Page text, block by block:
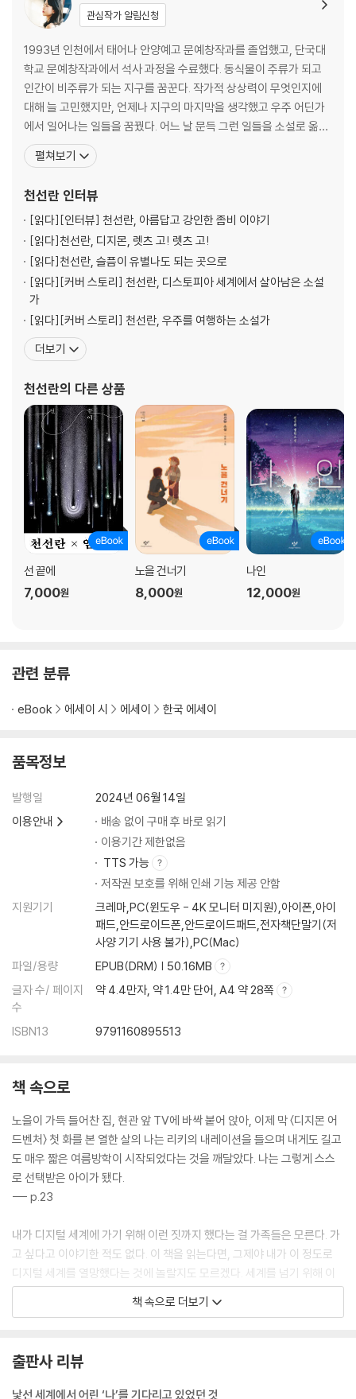
관심작가 알림신청
1993년 인천에서 태어나 안양예고 문예창작과를 졸업했고, 단국대
학교 문예창작과에서 석사 과정을 수료했다. 동식물이 주류가 되고
인간이 비주류가 되는 지구를 꿈꾼다. 작가적 상상력이 무엇인지에
대해 늘 고민했지만, 언제나 지구의 마지막을 생각했고 우주 어딘가
에서 일어나는 일들을 꿈꿨다. 어느 날 문득 그런 일들을 소설로 옮겨
놔야겠다고 생각했다. 대부분의 시간 늘 상상하고, 늘 무언가를 쓰고
있다. 2019년 장편소설 『무너진 다리』를 발표하며 작품활동을 시작
『밤에 찾아오는 구원자』 『나인』, 중편소설 『랑
펼쳐보기
천선란 인터뷰
[읽다][인터뷰] 천선란, 아름답고 강인한 좀비 이야기
[읽다]천선란, 디지몬, 렛츠 고! 렛츠 고!
[읽다]천선란, 슬픔이 유별나도 되는 곳으로
[읽다][커버 스토리] 천선란, 디스토피아 세계에서 살아남은 소설
가
[읽다][커버 스토리] 천선란, 우주를 여행하는 소설가
더보기
천선란의 다른 상품
선 끝에
7,000원
노을 건너기
8,000원
나인
12,000원
관련 분류
eBook 에세이 시 에세이 한국 에세이
품목정보
발행일
2024년 06월 14일
이용안내
배송 없이 구매 후 바로 읽기
이용기간 제한없음
TTS 가능
저작권 보호를 위해 인쇄 기능 제공 안함
지원기기
크레마,PC(윈도우 - 4K 모니터 미지원),아이폰,아이
패드,안드로이드폰,안드로이드패드,전자책단말기(저
사양 기기 사용 불가),PC(Mac)
파일/용량
EPUB(DRM) | 50.16MB
글자 수/ 페이지
수
약 4.4만자, 약 1.4만 단어, A4 약 28쪽
ISBN13 9791160895513
책 속으로
노을이 가득 들어찬 집, 현관 앞 TV에 바싹 붙어 앉아, 이제 막 〈디지몬 어
드벤처〉 첫 화를 본 열한 살의 나는 리키의 내레이션을 들으며 내게도 길고
도 매우 짧은 여름방학이 시작되었다는 것을 깨달았다. 나는 그렇게 스스
로 선택받은 아이가 됐다.
--- p.23
내가 디지털 세계에 가기 위해 이런 짓까지 했다는 걸 가족들은 모른다. 가
고 싶다고 이야기한 적도 없다. 이 책을 읽는다면, 그제야 내가 이 정도로
디지털 세계를 열망했다는 것에 놀랄지도 모르겠다. 세계를 넘기 위해 이
렇게까지 은밀하게 시도한 데에는 다 이유가 있었다. 혼자 그곳에 가고 싶
었다. 아주 훌쩍, 창호지에 구멍을 뚫듯 폭, 세상을 빠져나가고 싶었다. 흔
--- p.25
책 속으로 더보기
출판사 리뷰
낯선 세계에서 어린 ‘나’를 기다리고 있었던 것